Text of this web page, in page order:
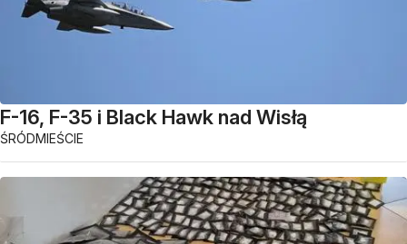
F-16, F-35 i Black Hawk nad Wisłą
ŚRÓDMIEŚCIE